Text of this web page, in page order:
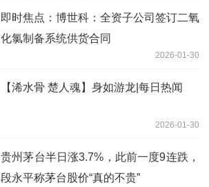
即时焦点：博世科：全资子公司签订二氧
化氯制备系统供货合同
2026-01-30
【浠水骨 楚人魂】身如游龙|每日热闻
2026-01-30
贵州茅台半日涨3.7%，此前一度9连跌，
段永平称茅台股价“真的不贵”